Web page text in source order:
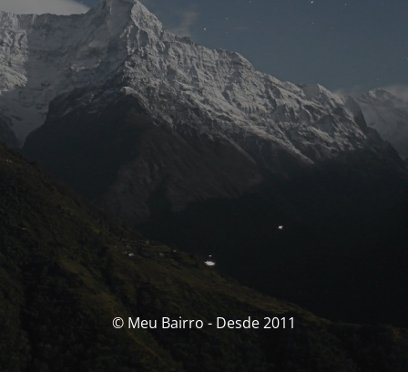
© Meu Bairro - Desde 2011